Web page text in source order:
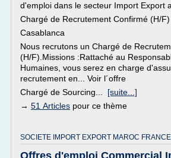
d'emploi dans le secteur Import Export
Chargé de Recrutement Confirmé (H/F)
Casablanca
Nous recrutons un Chargé de
(H/F).Missions :Rattaché au
Humaines, vous serez en charge
recrutement en... Voir l´offre
Chargé de Sourcing... [suite...]
→ 51 Articles pour ce thème
SOCIETE IMPORT EXPORT MAROC
Offres d'emploi Commercial